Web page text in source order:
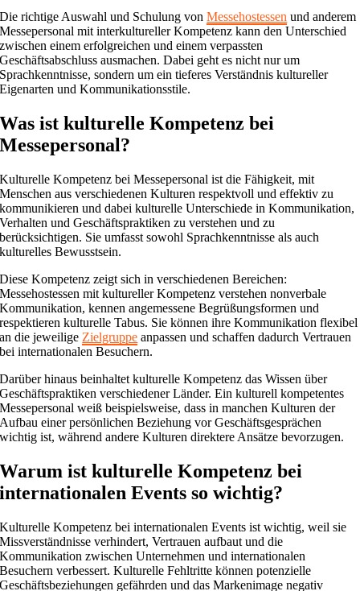
Die richtige Auswahl und Schulung vonMessehostessen und anderem
Messepersonal mit interkultureller Kompetenz kann den Unterschied
zwischen einem erfolgreichen und einem verpassten
Geschäftsabschluss ausmachen. Dabei geht es nicht nur um
Sprachkenntnisse, sondern um ein tieferes Verständnis kultureller
Eigenarten und Kommunikationsstile.
Was ist kulturelle Kompetenz bei
Messepersonal?
Kulturelle Kompetenz bei Messepersonal ist die Fähigkeit, mit
Menschen aus verschiedenen Kulturen respektvoll und effektiv zu
kommunikieren und dabei kulturelle Unterschiede in Kommunikation,
Verhalten und Geschäftspraktiken zu verstehen und zu
berücksichtigen. Sie umfasst sowohl Sprachkenntnisse als auch
kulturelles Bewusstsein.
Diese Kompetenz zeigt sich in verschiedenen Bereichen:
Messehostessen mit kultureller Kompetenz verstehen nonverbale
Kommunikation, kennen angemessene Begrüßungsformen und
respektieren kulturelle Tabus. Sie können ihre Kommunikation flexibel
an die jeweilige Zielgruppe anpassen und schaffen dadurch Vertrauen
bei internationalen Besuchern.
Darüber hinaus beinhaltet kulturelle Kompetenz das Wissen über
Geschäftspraktiken verschiedener Länder. Ein kulturell kompetentes
Messepersonal weiß beispielsweise, dass in manchen Kulturen der
Aufbau einer persönlichen Beziehung vor Geschäftsgesprächen
wichtig ist, während andere Kulturen direktere Ansätze bevorzugen.
Warum ist kulturelle Kompetenz bei
internationalen Events so wichtig?
Kulturelle Kompetenz bei internationalen Events ist wichtig, weil sie
Missverständnisse verhindert, Vertrauen aufbaut und die
Kommunikation zwischen Unternehmen und internationalen
Besuchern verbessert. Kulturelle Fehltritte können potenzielle
Geschäftsbeziehungen gefährden und das Markenimage negativ